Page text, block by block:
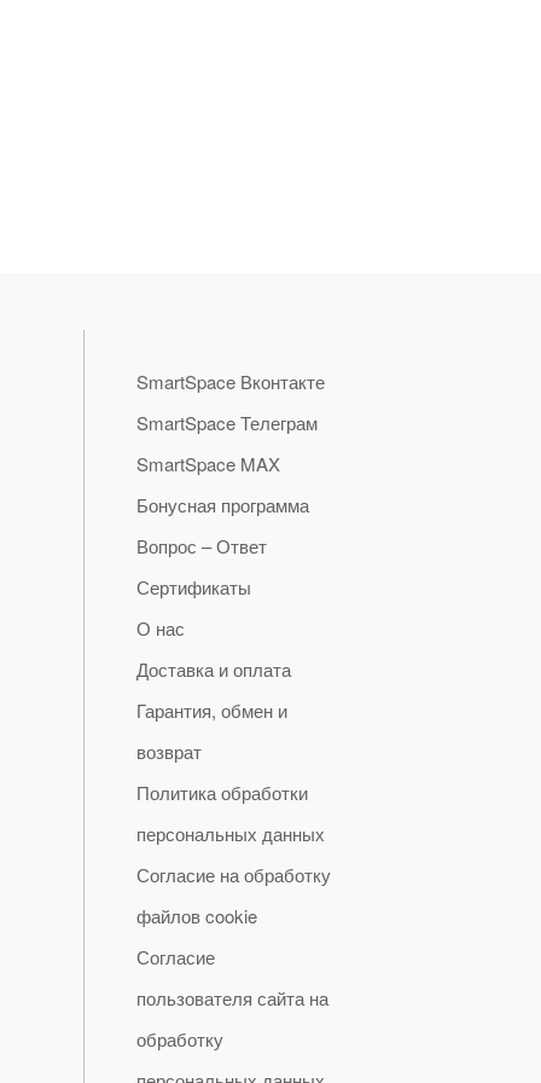
SmartSpace Вконтакте
SmartSpace Телеграм
SmartSpace MAX
Бонусная программа
Вопрос – Ответ
Сертификаты
О нас
Доставка и оплата
Гарантия, обмен и
возврат
Политика обработки
персональных данных
Согласие на обработку
файлов cookie
Согласие
пользователя сайта на
обработку